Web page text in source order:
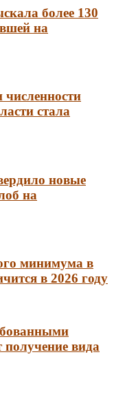
более 130
на
стала
новые
на
минимума в
в 2026 году
получение вида